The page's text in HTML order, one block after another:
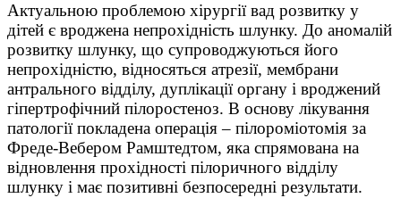
Актуальною проблемою хірургії вад розвитку у
дітей є вроджена непрохідність шлунку. До аномалій
розвитку шлунку, що супроводжуються його
непрохідністю, відносяться атрезії, мембрани
антрального відділу, дуплікації органу і вроджений
гіпертрофічний пілоростеноз. В основу лікування
патології покладена операція – пілороміотомія за
Фреде-Вебером Рамштедтом, яка спрямована на
відновлення прохідності пілоричного відділу
шлунку і має позитивні безпосередні результати.